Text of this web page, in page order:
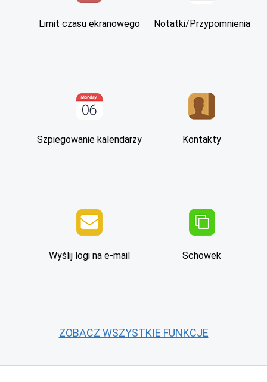
Limit czasu ekranowego Notatki/Przypomnienia
Szpiegowanie kalendarzy Kontakty
Wyślij logi na e-mail Schowek
ZOBACZ WSZYSTKIE FUNKCJE